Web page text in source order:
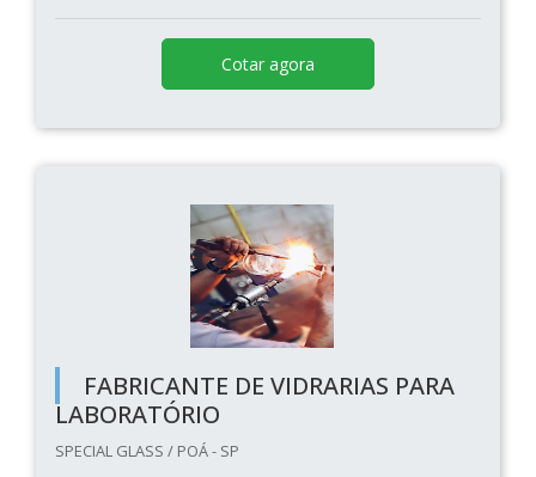
Cotar agora
FABRICANTE DE VIDRARIAS PARA
LABORATÓRIO
SPECIAL GLASS / POÁ - SP